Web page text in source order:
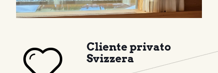
Cliente privato
Svizzera